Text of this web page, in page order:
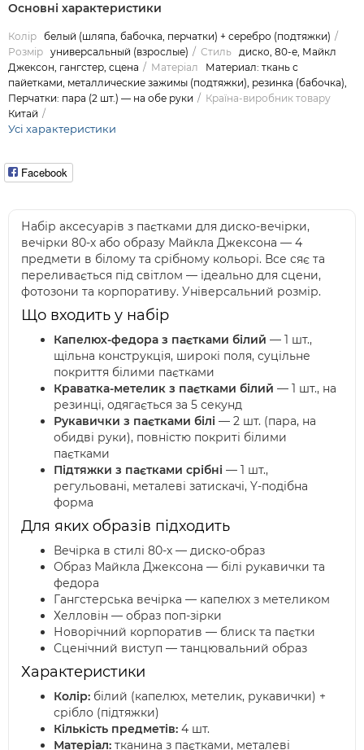
Основні характеристики
Колір белый (шляпа, бабочка, перчатки) + серебро (подтяжки)
Розмір универсальный (взрослые) Стиль диско, 80-е, Майкл
Джексон, гангстер, сцена
Матеріал
Материал: ткань с
пайетками, металлические зажимы (подтяжки), резинка (бабочка),
Перчатки: пара (2 шт.) — на обе руки
Країна-виробник товару
Китай
Усі характеристики
Facebook
Набір аксесуарів з паєтками для диско-вечірки,
вечірки 80-х або образу Майкла Джексона — 4
предмети в білому та срібному кольорі. Все сяє та
переливається під світлом — ідеально для сцени,
фотозони та корпоративу. Універсальний розмір.
Що входить у набір
Капелюх-федора з паєтками білий — 1 шт.,
щільна конструкція, широкі поля, суцільне
покриття білими паєтками
Краватка-метелик з паєтками білий — 1 шт., на
резинці, одягається за 5 секунд
Рукавички з паєтками білі — 2 шт. (пара, на
обидві руки), повністю покриті білими
паєтками
Підтяжки з паєтками срібні — 1 шт.,
регульовані, металеві затискачі, Y-подібна
форма
Для яких образів підходить
Вечірка в стилі 80-х — диско-образ
Образ Майкла Джексона — білі рукавички та
федора
Гангстерська вечірка — капелюх з метеликом
Хелловін — образ поп-зірки
Новорічний корпоратив — блиск та паєтки
Сценічний виступ — танцювальний образ
Характеристики
Колір: білий (капелюх, метелик, рукавички) +
срібло (підтяжки)
Кількість предметів: 4 шт.
Матеріал: тканина з паєтками, металеві